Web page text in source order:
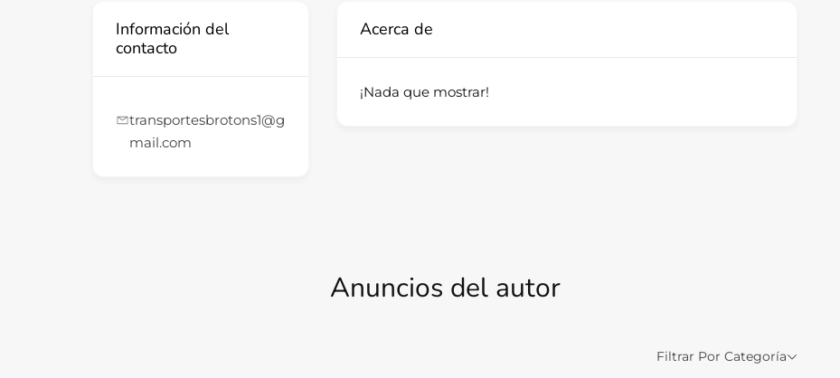
Información del
contacto
transportesbrotons1@g
mail.com
Acerca de
¡Nada que mostrar!
Anuncios del autor
Filtrar Por Categoría